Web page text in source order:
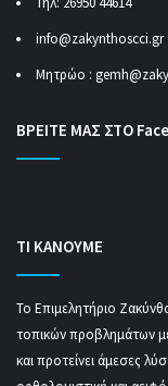
info@zakynthoscci.gr
Μητρώο :
ΒΡΕΙΤΕ ΜΑΣ ΣΤΟ
ΤΙ ΚΑΝΟΥΜΕ
Το Επιμελητήριο
τοπικών προβλημάτων
και προτείνει άμεσες